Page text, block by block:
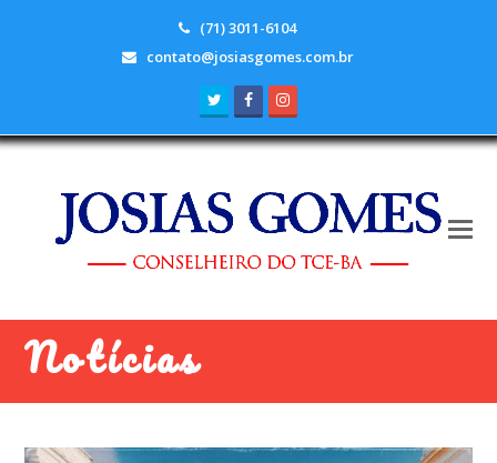
(71) 3011-6104
contato@josiasgomes.com.br
TwitterFacebook
Notícias